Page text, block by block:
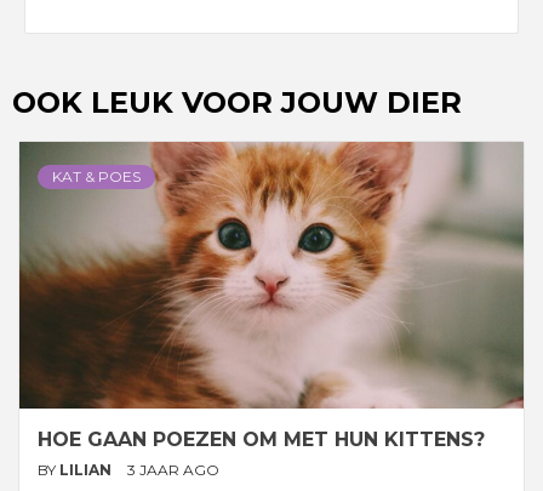
OOK LEUK VOOR JOUW DIER
KAT & POES
HOE GAAN POEZEN OM MET HUN KITTENS?
BY LILIAN 3 JAAR AGO